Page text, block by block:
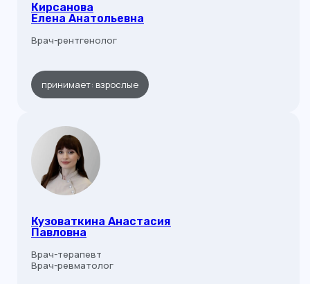
Кирсанова
Елена Анатольевна
Врач-рентгенолог
принимает: взрослые
Кузоваткина Анастасия
Павловна
Врач-терапевт
Врач-ревматолог